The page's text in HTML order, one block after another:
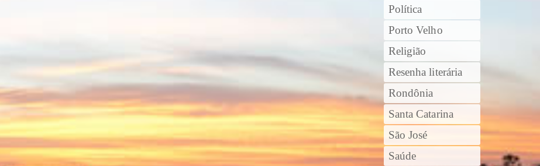
Política
Porto Velho
Religião
Resenha literária
Rondônia
Santa Catarina
São José
Saúde